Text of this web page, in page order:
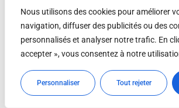
Nous utilisons des cookies pour améliorer
navigation, diffuser des publicités ou des
personnalisés et analyser notre trafic. En
accepter », vous consentez à notre
Personnaliser Tout rejeter
Toutes une série de types
architecturaux historiques
sollicités, chaque nation
préférence. Les solutions
stylistiques furent
variées en cette pleine